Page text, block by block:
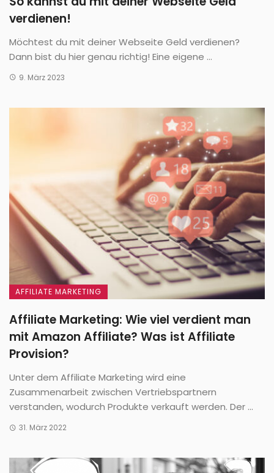
verdienen!
Möchtest du mit deiner Webseite Geld verdienen?
Dann bist du hier genau richtig! Eine eigene ...
9. März 2023
AFFILIATE MARKETING
Affiliate Marketing: Wie viel verdient man
mit Amazon Affiliate? Was ist Affiliate
Provision?
Unter dem Affiliate Marketing wird eine
Zusammenarbeit zwischen Vertriebspartnern
verstanden, wodurch Produkte verkauft werden. Der ...
31. März 2022